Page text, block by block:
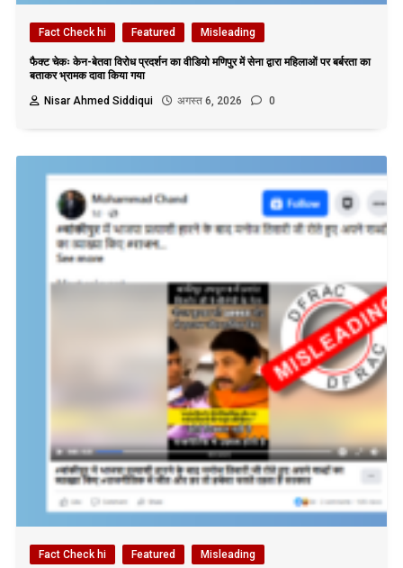
Fact Check hi Featured Misleading
फैक्ट चेकः केन-बेतवा विरोध प्रदर्शन का वीडियो मणिपुर में सेना द्वारा महिलाओं पर बर्बरता का
बताकर भ्रामक दावा किया गया
Nisar Ahmed Siddiqui
अगस्त 6, 2026 0
Fact Check hi Featured Misleading